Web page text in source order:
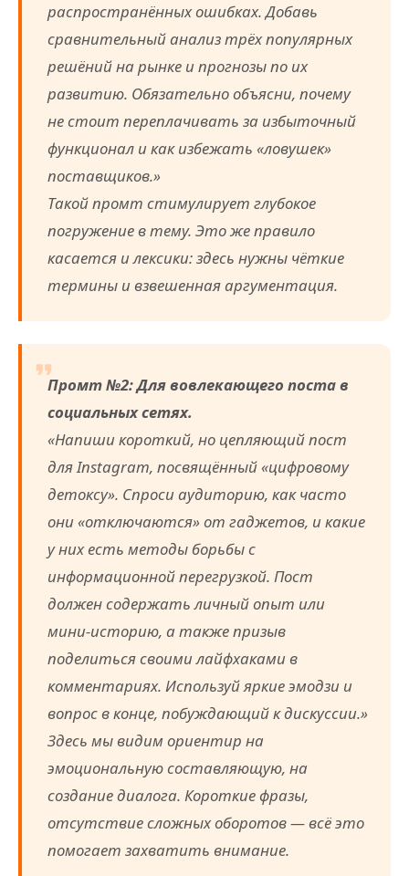
распространённых ошибках. Добавь
сравнительный анализ трёх популярных
решёний на рынке и прогнозы по их
развитию. Обязательно объясни, почему
не стоит переплачивать за избыточный
функционал и как избежать «ловушек»
поставщиков.»
Такой промт стимулирует глубокое
погружение в тему. Это же правило
касается и лексики: здесь нужны чёткие
термины и взвешенная аргументация.
Промт №2: Для вовлекающего поста в
социальных сетях.
«Напиши короткий, но цепляющий пост
для Instagram, посвящённый «цифровому
детоксу». Спроси аудиторию, как часто
они «отключаются» от гаджетов, и какие
у них есть методы борьбы с
информационной перегрузкой. Пост
должен содержать личный опыт или
мини-историю, а также призыв
поделиться своими лайфхаками в
комментариях. Используй яркие эмодзи и
вопрос в конце, побуждающий к дискуссии.»
Здесь мы видим ориентир на
эмоциональную составляющую, на
создание диалога. Короткие фразы,
отсутствие сложных оборотов— всё это
помогает захватить внимание.